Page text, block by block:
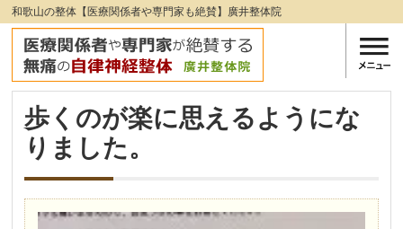
和歌山の整体【医療関係者や専門家も絶賛】廣井整体院
歩くのが楽に思えるようにな
りました。